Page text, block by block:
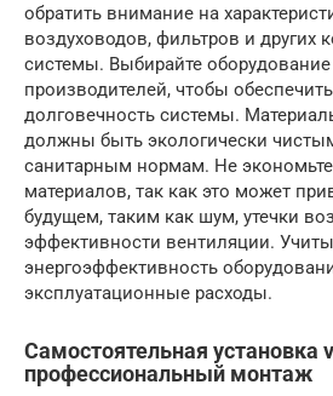
обратить внимание на
воздуховодов, фильтров и других
системы. Выбирайте
производителей, чтобы
долговечность системы.
должны быть экологически
санитарным нормам. Не экономьте
материалов, так как это может
будущем, таким как шум, утечки
эффективности вентиляции.
энергоэффективность
эксплуатационные расходы.
Самостоятельная установка
профессиональный монтаж